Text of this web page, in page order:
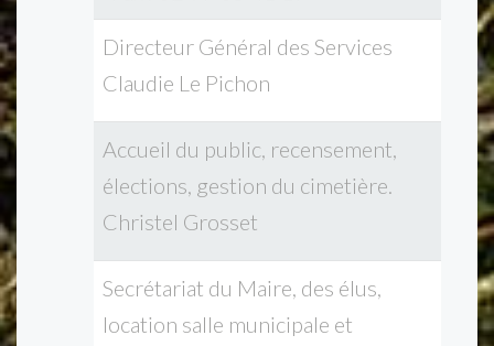
Directeur Général des Services
Claudie Le Pichon
Accueil du public, recensement,
élections, gestion du cimetière.
Christel Grosset
Secrétariat du Maire, des élus,
location salle municipale et